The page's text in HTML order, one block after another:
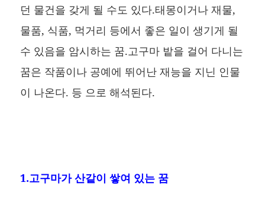
던 물건을 갖게 될 수도 있다.태몽이거나 재물,
물품, 식품, 먹거리 등에서 좋은 일이 생기게 될
수 있음을 암시하는 꿈.고구마 밭을 걸어 다니는
꿈은 작품이나 공예에 뛰어난 재능을 지닌 인물
이 나온다. 등 으로 해석된다.
1.고구마가 산같이 쌓여 있는 꿈